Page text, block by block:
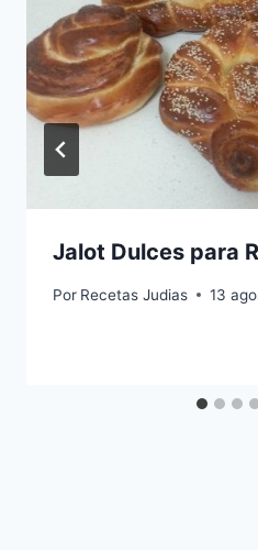
Jalot Dulces para
Por Recetas Judias 13